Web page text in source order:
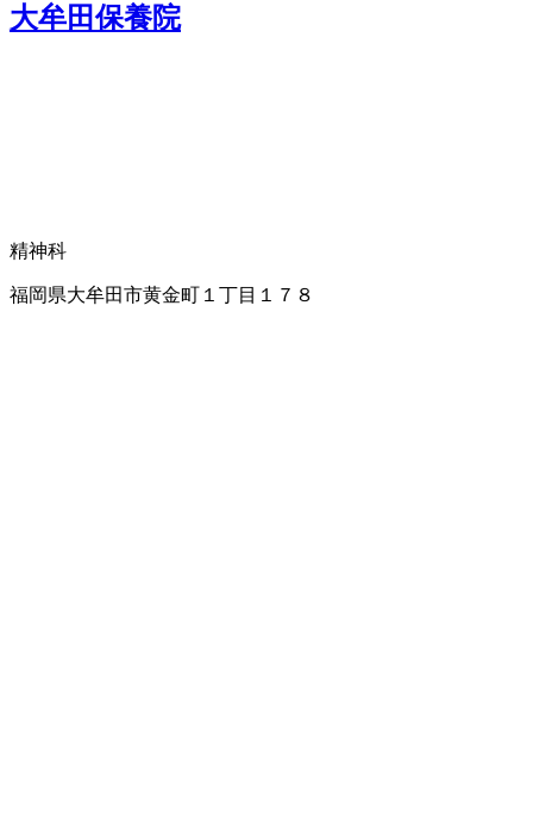
大牟田保養院
精神科
福岡県大牟田市黄金町１丁目１７８